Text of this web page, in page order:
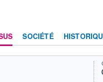
SOCIÉTÉ